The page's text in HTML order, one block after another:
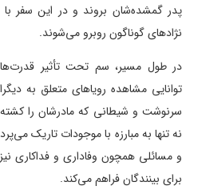
پدر گمشده‌شان بروند و در این سفر
نژادهای گوناگون روبرو می‌شوند.
در طول مسیر، سم تحت تأثیر
توانایی مشاهده رویاهای متعلق به
سرنوشت و شیطانی که مادرشان را
نه تنها به مبارزه با موجودات تاریک
و مسائلی همچون وفاداری و فداکاری
برای بینندگان فراهم می‌کند.